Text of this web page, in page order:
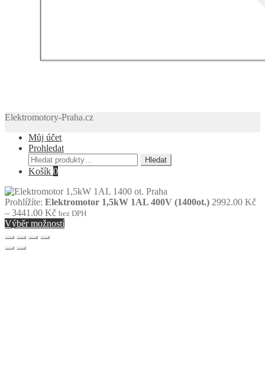
Elektromotory-Praha.cz
Můj účet
Prohledat
Hledat:
Hledat
Košík 0
Prohlížíte: Elektromotor 1,5kW 1AL 400V (1400ot.) 2992.00 Kč
– 3441.00 KčRozpětí
cen:
bez DPH
Výběr možností